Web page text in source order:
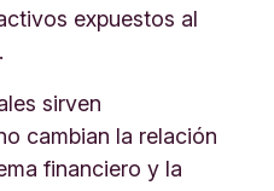
expuestos al
sirven
cambian la relación
financiero y la